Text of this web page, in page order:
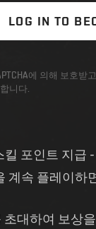
LOG IN TO
에 의해 보호받
니다.
킬 포인트 지급
계속 플레이
초대하여 보상